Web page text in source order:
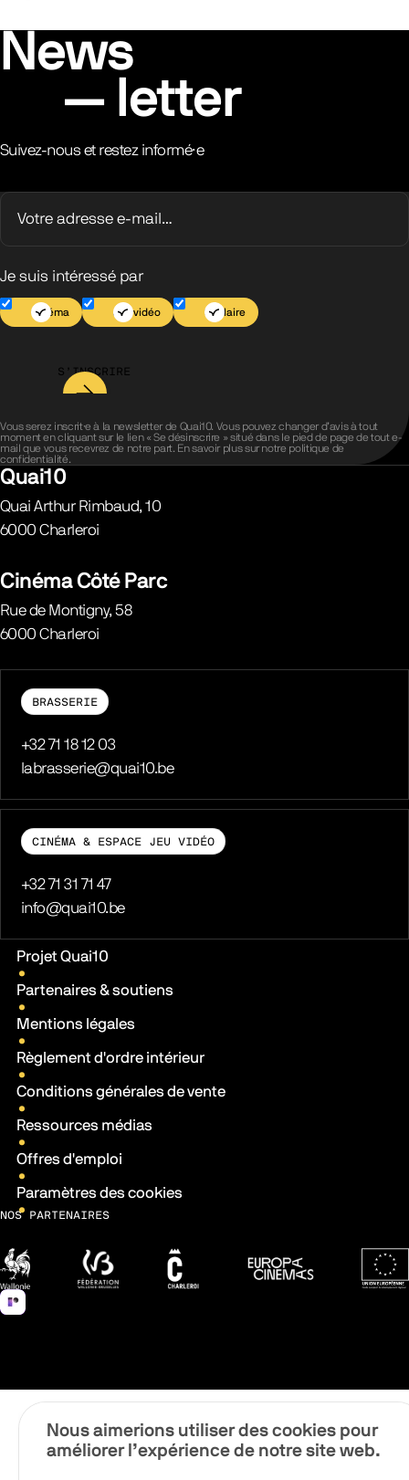
News
letter
Suivez-nous et restez informé·e
Je suis intéressé par
Cinéma Jeu vidéo Scolaire
S’INSCRIRE
Vous serez inscrit·e à la newsletter de Quai10. Vous pouvez changer d’avis à tout
moment en cliquant sur le lien « Se désinscrire » situé dans le pied de page de tout e-
mail que vous recevrez de notre part. En savoir plus sur notre politique de
confidentialité.
Quai10
Quai Arthur Rimbaud, 10
6000 Charleroi
Cinéma Côté Parc
Rue de Montigny, 58
6000 Charleroi
BRASSERIE
Téléphone
+32 71 18 12 03
E-mail
labrasserie@quai10.be
CINÉMA & ESPACE JEU VIDÉO
Téléphone
+32 71 31 71 47
E-mail
info@quai10.be
Liens pratiques
Projet Quai10
Partenaires & soutiens
Mentions légales
Règlement d'ordre intérieur
Conditions générales de vente
Ressources médias
Offres d'emploi
Paramètres des cookies
NOS PARTENAIRES
Wallonie Fédération Wallonie-Bruxelles
Ville de CharleroiEuropa Cinemas
Nous aimerions utiliser des cookies pour
améliorer l’expérience de notre site web.